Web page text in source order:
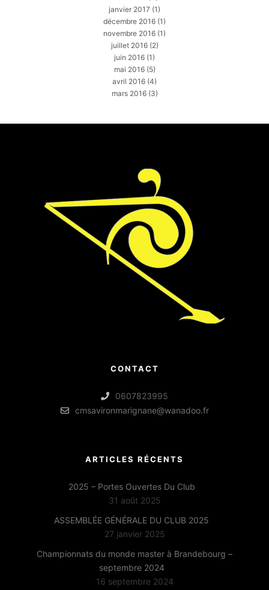
janvier 2017 (1)
décembre 2016 (1)
novembre 2016 (1)
juillet 2016(2)
juin 2016 (1)
mai 2016(5)
avril 2016 (4)
mars 2016(3)
CONTACT
0607823995
cmsavironmarignane@wanadoo.fr
ARTICLES RÉCENTS
2025 – Portes Ouvertes Du Club
31 août 2025
ASSEMBLÉE GÉNÉRALE DU CLUB 2025
27 janvier 2025
Championnats du monde master à Brandebourg –
septembre 2024
16 septembre 2024